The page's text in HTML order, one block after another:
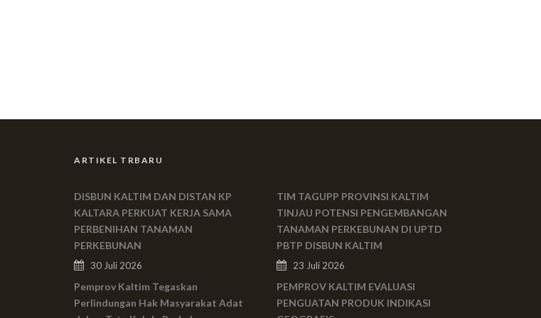
ARTIKEL TRBARU
DISBUN KALTIM DAN DISTAN KP
KALTARA PERKUAT KERJA SAMA
PERBENIHAN TANAMAN
PERKEBUNAN
30 Juli 2026
Pemprov Kaltim Tegaskan
Perlindungan Hak Masyarakat Adat
TIM TAGUPP PROVINSI KALTIM
TINJAU POTENSI PENGEMBANGAN
TANAMAN PERKEBUNAN DI UPTD
PBTP DISBUN KALTIM
23 Juli 2026
PEMPROV KALTIM EVALUASI
PENGUATAN PRODUK INDIKASI